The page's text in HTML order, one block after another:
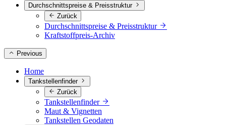
Durchschnittspreise & Preisstruktur
Zurück
Durchschnittspreise & Preisstruktur
Kraftstoffpreis-Archiv
Previous
Home
Tankstellenfinder
Zurück
Tankstellenfinder
Maut & Vignetten
Tankstellen Geodaten